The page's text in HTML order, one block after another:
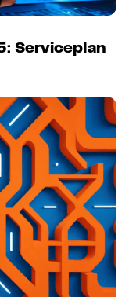
Serviceplan